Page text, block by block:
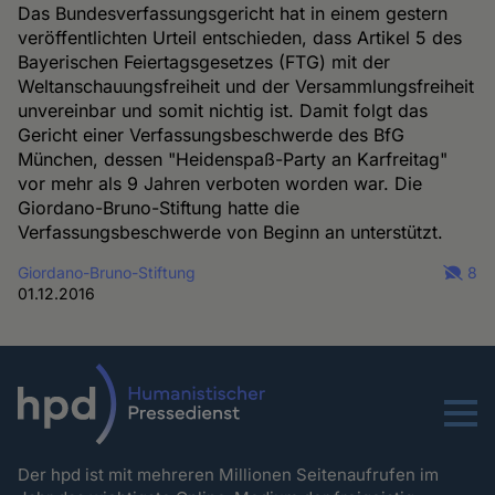
Das Bundesverfassungsgericht hat in einem gestern
veröffentlichten Urteil entschieden, dass Artikel 5 des
Bayerischen Feiertagsgesetzes (FTG) mit der
Weltanschauungsfreiheit und der Versammlungsfreiheit
unvereinbar und somit nichtig ist. Damit folgt das
Gericht einer Verfassungsbeschwerde des BfG
München, dessen "Heidenspaß-Party an Karfreitag"
vor mehr als 9 Jahren verboten worden war. Die
Giordano-Bruno-Stiftung hatte die
Verfassungsbeschwerde von Beginn an unterstützt.
Giordano-Bruno-Stiftung
01.12.2016
8
Menu
Der hpd ist mit mehreren Millionen Seitenaufrufen im